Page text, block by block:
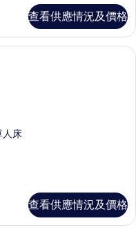
查看供應情況及價格
房 | 高級寢具、迷你吧、房內夾
人床
查看供應情況及價格